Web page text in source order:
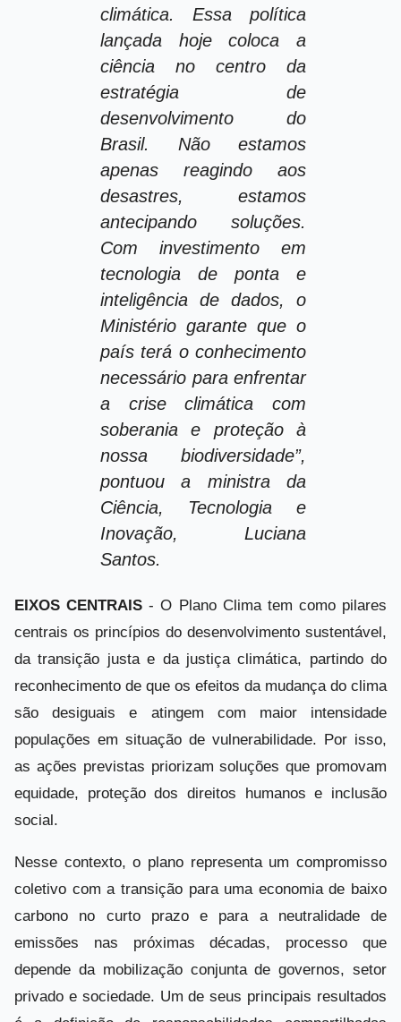
climática. Essa política
lançada hoje coloca a
ciência no centro da
estratégia de
desenvolvimento do
Brasil. Não estamos
apenas reagindo aos
desastres, estamos
antecipando soluções.
Com investimento em
tecnologia de ponta e
inteligência de dados, o
Ministério garante que o
país terá o conhecimento
necessário para enfrentar
a crise climática com
soberania e proteção à
nossa biodiversidade”,
pontuou a ministra da
Ciência, Tecnologia e
Inovação, Luciana
Santos.
EIXOS CENTRAIS - O Plano Clima tem como pilares
centrais os princípios do desenvolvimento sustentável,
da transição justa e da justiça climática, partindo do
reconhecimento de que os efeitos da mudança do clima
são desiguais e atingem com maior intensidade
populações em situação de vulnerabilidade. Por isso,
as ações previstas priorizam soluções que promovam
equidade, proteção dos direitos humanos e inclusão
social.
Nesse contexto, o plano representa um compromisso
coletivo com a transição para uma economia de baixo
carbono no curto prazo e para a neutralidade de
emissões nas próximas décadas, processo que
depende da mobilização conjunta de governos, setor
privado e sociedade. Um de seus principais resultados